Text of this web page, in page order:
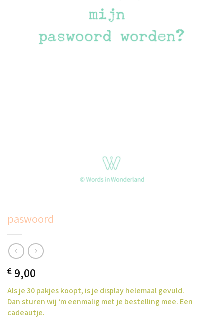
paswoord
€ 9,00
Als je 30 pakjes koopt, is je display helemaal gevuld.
Dan sturen wij ‘m eenmalig met je bestelling mee. Een
cadeautje.